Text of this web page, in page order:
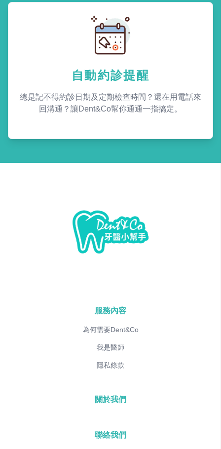
自動約診提醒
總是記不得約診日期及定期檢查時間？還在用電話來
回溝通？讓Dent&Co幫你通通一指搞定。
服務內容
為何需要Dent&Co
我是醫師
隱私條款
關於我們
聯絡我們